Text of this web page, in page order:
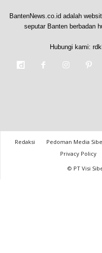
BantenNews.co.id adalah
seputar Banten berbadan
Hubungi kami:
Redaksi Pedoman Media
Privacy Policy
© PT Visi